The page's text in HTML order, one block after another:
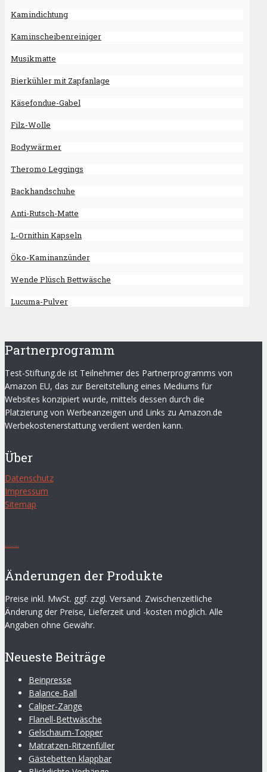
Kamindichtung
Kaminscheibenreiniger
Musikmatte
Bierkühler mit Zapfanlage
Käsefondue-Gabel
Filz-Wolle
Bodywärmer
Theromo Leggings
Backhandschuhe
Anti-Rutsch-Matte
L-Ornithin Kapseln
Öko-Kaminanzünder
Wende Plüsch Bettwäsche
Lucuma-Pulver
Partnerprogramm
Test-Stiftung.de ist Teilnehmer des Partnerprogramms von
Amazon EU, das zur Bereitstellung eines Mediums für
Websites konzipiert wurde, mittels dessen durch die
Platzierung von Werbeanzeigen und Links zu Amazon.de
Werbekostenerstattung verdient werden kann.
Über
Datenschutz
Impressum
Sitemap
........
Änderungen der Produkte
Preise inkl. MwSt. ggf. zzgl. Versand. Zwischenzeitliche
Änderung der Preise, Lieferzeit und -kosten möglich. Alle
Angaben ohne Gewähr.
Neueste Beiträge
Beinpresse
Balance-Ball
Caliper-Zange
Flanell-Bettwäsche
Gelschaum-Topper
Matratzen-Ritzenfüller
Gästebetten klappbar